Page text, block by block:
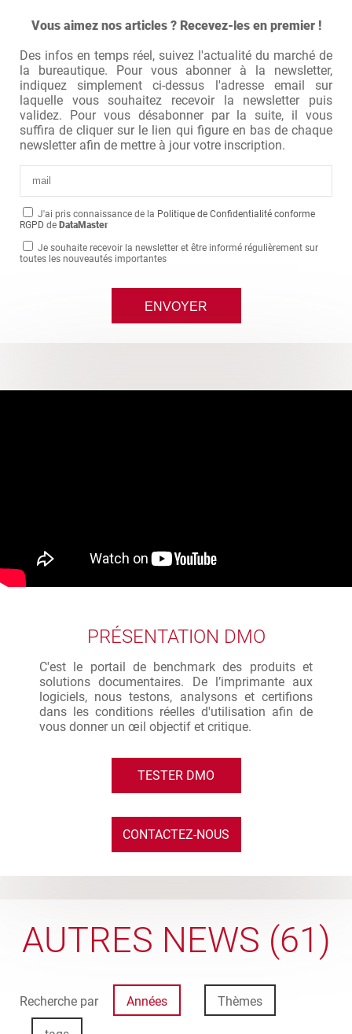
Vous aimez nos articles ? Recevez-les en premier !
Des infos en temps réel, suivez l'actualité du marché de
la bureautique. Pour vous abonner à la newsletter,
indiquez simplement ci-dessus l'adresse email sur
laquelle vous souhaitez recevoir la newsletter puis
validez. Pour vous désabonner par la suite, il vous
suffira de cliquer sur le lien qui figure en bas de chaque
newsletter afin de mettre à jour votre inscription.
J'ai pris connaissance de la Politique de Confidentialité conforme
RGPD de DataMaster
Je souhaite recevoir la newsletter et être informé régulièrement sur
toutes les nouveautés importantes
PRÉSENTATION DMO
C'est le portail de benchmark des produits et
solutions documentaires. De l’imprimante aux
logiciels, nous testons, analysons et certifions
dans les conditions réelles d'utilisation afin de
vous donner un œil objectif et critique.
TESTER DMO
CONTACTEZ-NOUS
AUTRES NEWS (61)
Recherche par Années Thèmes